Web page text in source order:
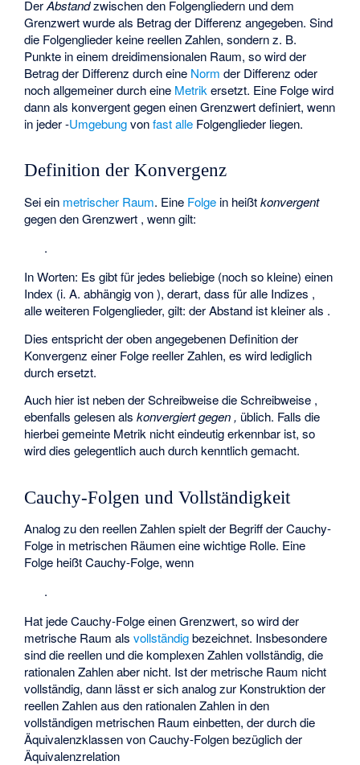
DerAbstandzwischen den Folgengliedern und dem
Grenzwert wurde als Betrag der Differenz angegeben. Sind
die Folgenglieder keine reellen Zahlen, sondern z. B.
Punkte in einem dreidimensionalen Raum, so wird der
Betrag der Differenz durch eine Norm der Differenz oder
noch allgemeiner durch eine Metrik ersetzt. Eine Folge wird
dann als konvergent gegen einen Grenzwertdefiniert, wenn
in jeder-Umgebungvonfast alle Folgenglieder liegen.
Definition der Konvergenz
Seiein metrischer Raum. Eine Folge in heißtkonvergent
gegen den Grenzwert , wenn gilt:
.
In Worten: Es gibt für jedes beliebige (noch so kleine)einen
Index (i. A. abhängig von), derart, dass für alle Indizes ,
alle weiteren Folgenglieder, gilt: der Abstand ist kleiner als .
Dies entspricht der oben angegebenen Definition der
Konvergenz einer Folge reeller Zahlen, es wird lediglich
durchersetzt.
Auch hier ist neben der Schreibweisedie Schreibweise ,
ebenfalls gelesen alskonvergiert gegen, üblich. Falls die
hierbei gemeinte Metrik nicht eindeutig erkennbar ist, so
wird dies gelegentlich auch durchkenntlich gemacht.
Cauchy-Folgen und Vollständigkeit
Analog zu den reellen Zahlen spielt der Begriff der Cauchy-
Folge in metrischen Räumen eine wichtige Rolle. Eine
Folge heißt Cauchy-Folge, wenn
.
Hat jede Cauchy-Folge einen Grenzwert, so wird der
metrische Raum alsvollständigbezeichnet. Insbesondere
sind die reellen und die komplexen Zahlen vollständig, die
rationalen Zahlen aber nicht. Ist der metrische Raum nicht
vollständig, dann lässt er sich analog zur Konstruktion der
reellen Zahlen aus den rationalen Zahlen in den
vollständigen metrischen Raum einbetten, der durch die
Äquivalenzklassen von Cauchy-Folgen bezüglich der
Äquivalenzrelation